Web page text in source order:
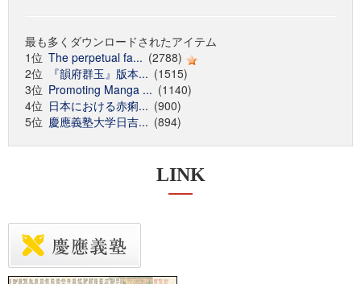
最も多くダウンロードされたアイテム
1位 The perpetual fa... (2788)
2位
『韻府群玉』版本... (1515)
3位 Promoting Manga ... (1140)
4位 日本における赤痢... (900)
5位 慶應義塾大学日吉... (894)
LINK